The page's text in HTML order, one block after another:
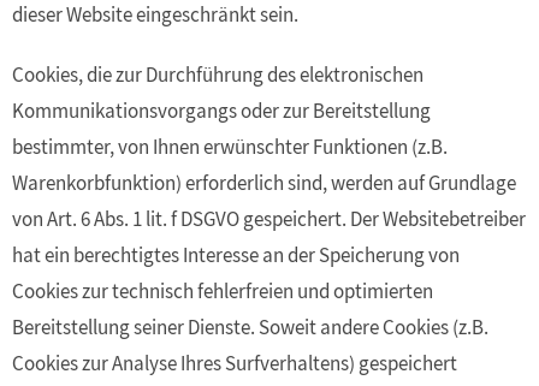
dieser Website eingeschränkt sein.
Cookies, die zur Durchführung des elektronischen
Kommunikationsvorgangs oder zur Bereitstellung
bestimmter, von Ihnen erwünschter Funktionen (z.B.
Warenkorbfunktion) erforderlich sind, werden auf Grundlage
von Art. 6 Abs. 1 lit. f DSGVO gespeichert. Der Websitebetreiber
hat ein berechtigtes Interesse an der Speicherung von
Cookies zur technisch fehlerfreien und optimierten
Bereitstellung seiner Dienste. Soweit andere Cookies (z.B.
Cookies zur Analyse Ihres Surfverhaltens) gespeichert